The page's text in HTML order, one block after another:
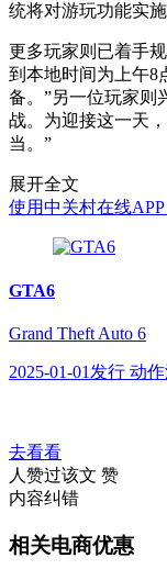
统将对游玩功能实
更多玩家则已着手
到本地时间为上午8
备。”另一位玩家则
战。为迎接这一天
当。”
展开全文
使用中关村在线
GTA6
Grand Theft Auto 6
2025-01-01发行 动
去看看
人赞过该文 赞
内容纠错
相关电商优惠